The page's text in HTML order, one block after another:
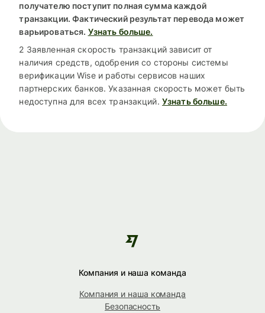
получателю поступит полная сумма каждой
транзакции. Фактический результат перевода может
варьироваться. Узнать больше.
2 Заявленная скорость транзакций зависит от
наличия средств, одобрения со стороны системы
верификации Wise и работы сервисов наших
партнерских банков. Указанная скорость может быть
недоступна для всех транзакций. Узнать больше.
Компания и наша команда
Компания и наша команда
Безопасность